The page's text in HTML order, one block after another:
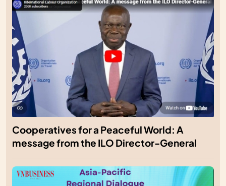
Cooperatives for a Peaceful World: A
message from the ILO Director-General